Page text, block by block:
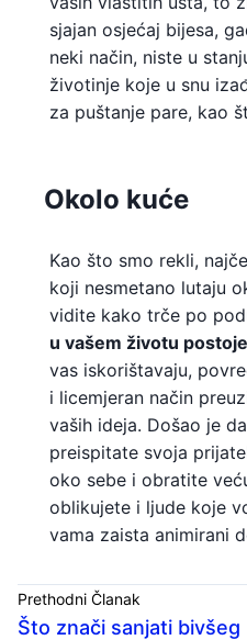
sjajan osjećaj bijesa,
neki način, niste u
životinje koje u snu
za puštanje pare, kao
Okolo kuće
Kao što smo rekli,
koji nesmetano lutaju
vidite kako trče po
u vašem životu
vas iskorištavaju,
i licemjeran način
vaših ideja. Došao je
preispitate svoja
oko sebe i obratite
oblikujete i ljude koje
vama zaista animirani
Prethodni Članak
Što znači sanjati bivšeg